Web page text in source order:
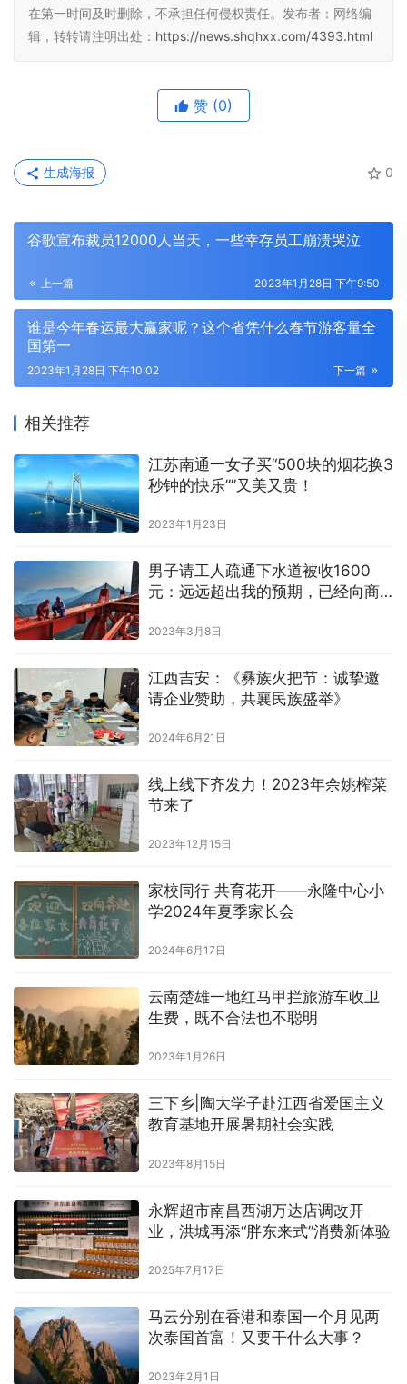
在第一时间及时删除，不承担任何侵权责任。发布者：网络编
辑，转转请注明出处： https://news.shqhxx.com/4393.html
赞 (0)
0
生成海报
谷歌宣布裁员12000人当天，一些幸存员工崩溃哭泣
上一篇 2023年1月28日 下午9:50
谁是今年春运最大赢家呢？这个省凭什么春节游客量全
国第一
下一篇
2023年1月28日 下午10:02
相关推荐
江苏南通一女子买“500块的烟花换3
秒钟的快乐””又美又贵！
2023年1月23日
男子请工人疏通下水道被收1600
元：远远超出我的预期，已经向商
2023年3月8日
江西吉安：《彝族火把节：诚挚邀
请企业赞助，共襄民族盛举》
2024年6月21日
线上线下齐发力！2023年余姚榨菜
节来了
2023年12月15日
家校同行 共育花开——永隆中心小
学2024年夏季家长会
2024年6月17日
云南楚雄一地红马甲拦旅游车收卫
生费，既不合法也不聪明
2023年1月26日
三下乡|陶大学子赴江西省爱国主义
教育基地开展暑期社会实践
2023年8月15日
永辉超市南昌西湖万达店调改开
业，洪城再添“胖东来式”消费新体验
2025年7月17日
马云分别在香港和泰国一个月见两
次泰国首富！又要干什么大事？
2023年2月1日